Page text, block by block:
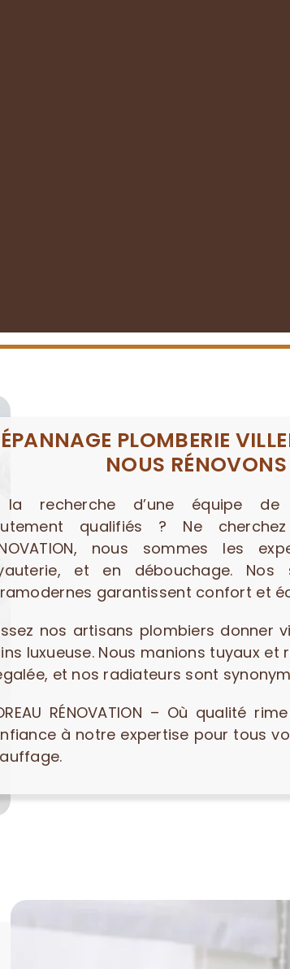
PLOMBERIE
NOUS
recherche d’une équipe de
qualifiés ? Ne
nous sommes les
et en débouchage. Nos
garantissent confort et
nos artisans plombiers donner
luxueuse. Nous manions tuyaux
et nos radiateurs sont
RÉNOVATION – Où qualité
à notre expertise pour tous